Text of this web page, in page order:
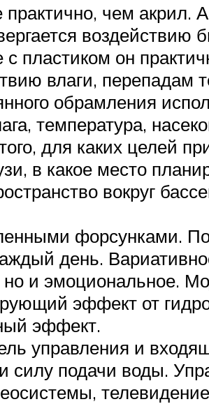
чем акрил.
пластиком он
влаги, перепадам
обрамления
температура,
для каких целей
в какое место
вокруг
форсунками.
день.
и эмоциональное.
эффект от
эффект.
управления и
силу подачи воды.